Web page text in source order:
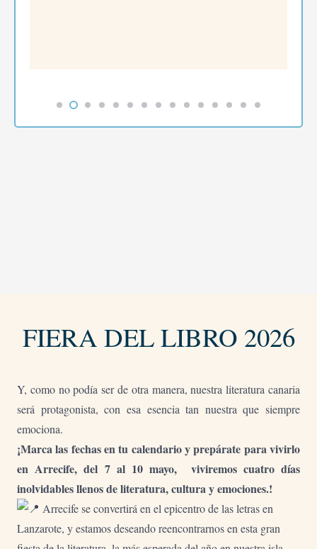
FIERA DEL LIBRO 2026
Y, como no podía ser de otra manera, nuestra literatura canaria
será protagonista, con esa esencia tan nuestra que siempre
emociona.
¡Marca las fechas en tu calendario y prepárate para vivirlo
en Arrecife, del 7 al 10 mayo, viviremos cuatro días
inolvidables llenos de literatura, cultura y emociones.!
Arrecife se convertirá en el epicentro de las letras en
Lanzarote, y estamos deseando reencontrarnos en esta gran